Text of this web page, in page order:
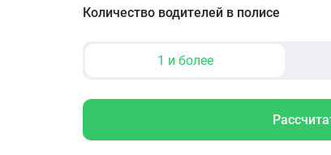
Количество водителей в полисе
1 и более